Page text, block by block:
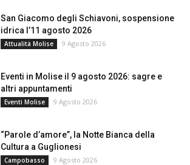
San Giacomo degli Schiavoni, sospensione
idrica l’11 agosto 2026
Attualità Molise 9 Agosto 2026
Eventi in Molise il 9 agosto 2026: sagre e
altri appuntamenti
Eventi Molise 9 Agosto 2026
“Parole d’amore”, la Notte Bianca della
Cultura a Guglionesi
Campobasso 9 Agosto 2026